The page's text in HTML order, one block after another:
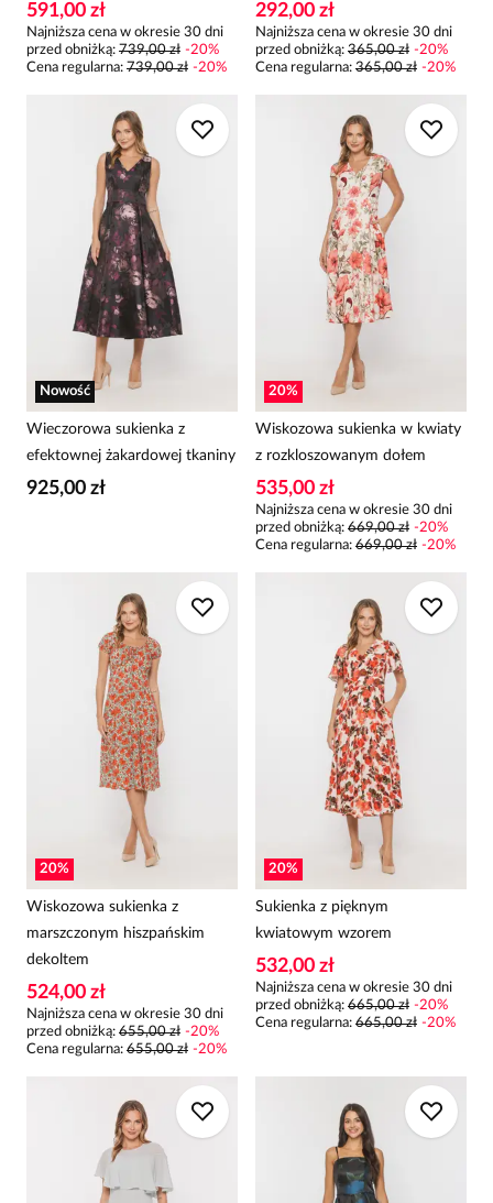
591,00 zł
Najniższa cena w okresie 30 dni
przed obniżką: 739,00 zł -20%
Cena regularna: 739,00 zł -20%
292,00 zł
Najniższa cena w okresie 30 dni
przed obniżką: 365,00 zł -20%
Cena regularna: 365,00 zł -20%
Nowość
Wieczorowa sukienka z
efektownej żakardowej tkaniny
925,00 zł
20%
Wiskozowa sukienka w kwiaty
z rozkloszowanym dołem
535,00 zł
Najniższa cena w okresie 30 dni
przed obniżką: 669,00 zł -20%
Cena regularna: 669,00 zł -20%
20%
Wiskozowa sukienka z
marszczonym hiszpańskim
dekoltem
524,00 zł
Najniższa cena w okresie 30 dni
przed obniżką: 655,00 zł -20%
Cena regularna: 655,00 zł -20%
20%
Sukienka z pięknym
kwiatowym wzorem
532,00 zł
Najniższa cena w okresie 30 dni
przed obniżką: 665,00 zł -20%
Cena regularna: 665,00 zł -20%